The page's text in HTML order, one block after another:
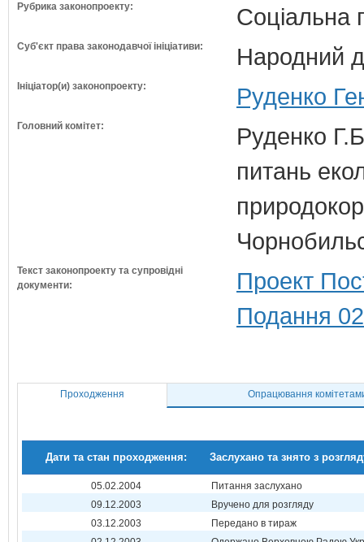
Рубрика законопроекту: Соціальна
Суб'єкт права законодавчої ініціативи: Народний
Ініціатор(и) законопроекту: Руденко
Головний комітет:
Руденко
питань
Текст законопроекту та супровідні
документи:
Проект
Подання
Проходження Опрацювання
Дати та стан проходження: Заслухано та знято з
05.02.2004
Питання заслухано
09.12.2003
Вручено для розгляду
03.12.2003
Передано в тираж